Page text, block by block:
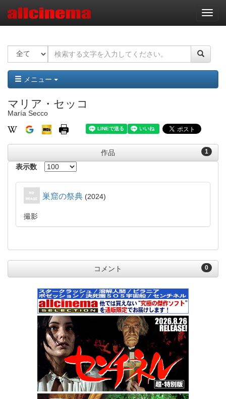
ナ
ビ
ー
ョ
ン
メニュー
マリア・セッコ
María Secco
1
作品
表示数
巣窟の祭典 2024
撮影
0
コメント